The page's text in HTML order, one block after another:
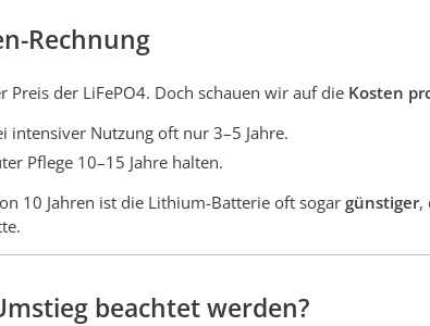
Rechnung
Preis der LiFePO4. Doch schauen wir auf die Kosten
intensiver Nutzung oft nur 3–5 Jahre.
Pflege 10–15 Jahre halten.
10 Jahren ist die Lithium-Batterie oft sogar günstiger,
beachtet werden?